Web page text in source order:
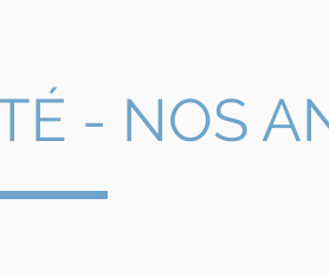
É - NOS